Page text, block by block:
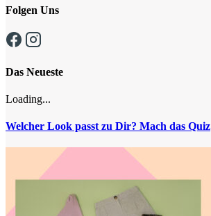
Folgen Uns
Das Neueste
Loading...
Welcher Look passt zu Dir? Mach das Quiz